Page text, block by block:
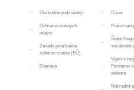
Obchodné podmienky
Ochrana osobných
údajov
Zásady používania
súborov cookie (EÚ)
Doprava
O nás
Prečo
Štátút
sociálneho
Výpis z
Partnerov
sektora
Náhradné